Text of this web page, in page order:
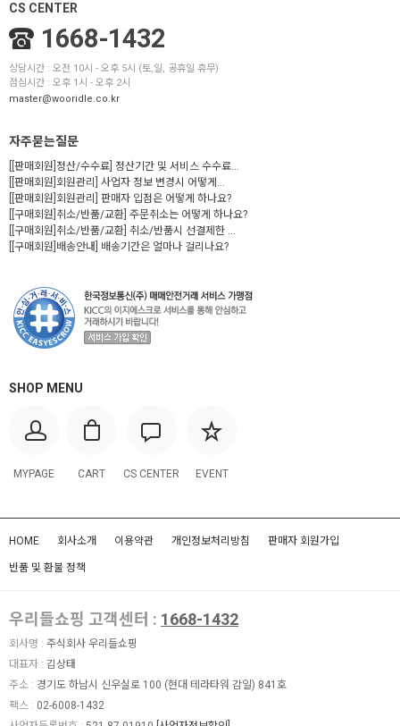
CS CENTER
1668-1432
상담시간 : 오전 10시 - 오후 5시 (토,일, 공휴일 휴무)
점심시간 : 오후 1시 - 오후 2시
master@wooridle.co.kr
자주묻는질문
[[판매회원]정산/수수료] 정산기간 및 서비스 수수료...
[[판매회원]회원관리] 사업자 정보 변경시 어떻게...
[[판매회원]회원관리] 판매자 입점은 어떻게 하나요?
[[구매회원]취소/반품/교환] 주문취소는 어떻게 하나요?
[[구매회원]취소/반품/교환] 취소/반품시 선결제한 ...
[[구매회원]배송안내] 배송기간은 얼마나 걸리나요?
SHOP MENU
MYPAGE CART CS CENTER EVENT
HOME 회사소개 이용약관 개인정보처리방침 판매자 회원가입
반품 및 환불 정책
우리들쇼핑 고객센터 : 1668-1432
회사명 : 주식회사 우리들쇼핑
대표자 : 김상태
주소 : 경기도 하남시 신우실로 100 (현대 테라타워 감일) 841호
팩스 : 02-6008-1432